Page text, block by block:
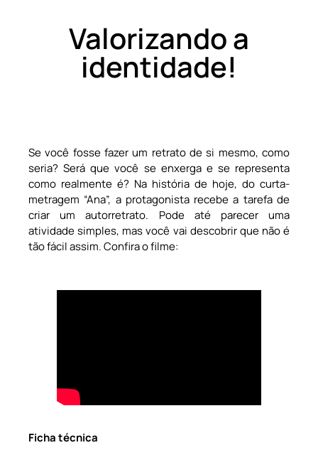
Valorizando a
identidade!
Se você fosse fazer um retrato de si mesmo, como
seria? Será que você se enxerga e se representa
como realmente é? Na história de hoje, do curta-
metragem “Ana”, a protagonista recebe a tarefa de
criar um autorretrato. Pode até parecer uma
atividade simples, mas você vai descobrir que não é
tão fácil assim. Confira o filme:
Ficha técnica